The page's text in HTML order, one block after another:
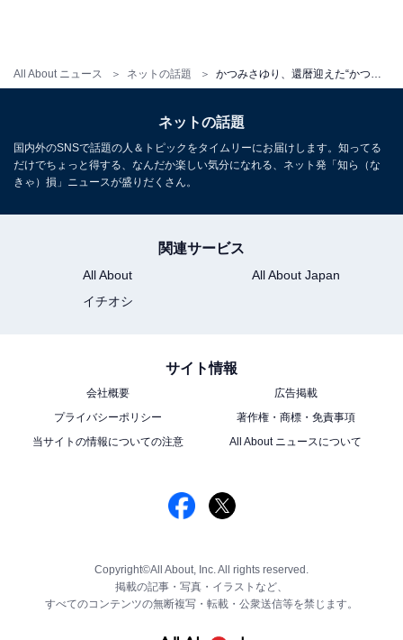
All About ニュース ネットの話題
ネットの話題
国内外のSNSで話題の人＆トピックをタイムリーにお届けします。知ってる
だけでちょっと得する、なんだか楽しい気分になれる、ネット発「知ら（な
きゃ）損」ニュースが盛りだくさん。
関連サービス
All About
All About Japan
イチオシ
サイト情報
会社概要
広告掲載
プライバシーポリシー
著作権・商標・免責事項
当サイトの情報についての注意
All About ニュースについて
Copyright©All About, Inc. All rights reserved.
掲載の記事・写真・イラストなど、
すべてのコンテンツの無断複写・転載・公衆送信等を禁じます。